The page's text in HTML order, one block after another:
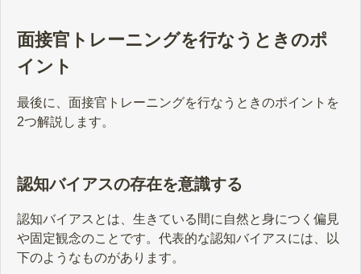
ばらつきが生じやすくなります。 面
接官による評価基準を統一して、応
評価シートの概要や作り方の手順、
面接官トレーニングを行なうときのポ
イント
最後に、面接官トレーニングを行なうときのポイントを
2つ解説します。
認知バイアスの存在を意識する
認知バイアスとは、生きている間に自然と身につく偏見
や固定観念のことです。代表的な認知バイアスには、以
下のようなものがあります。